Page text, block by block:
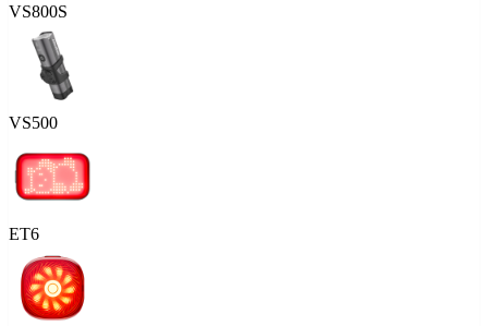
VS800S
VS500
ET6